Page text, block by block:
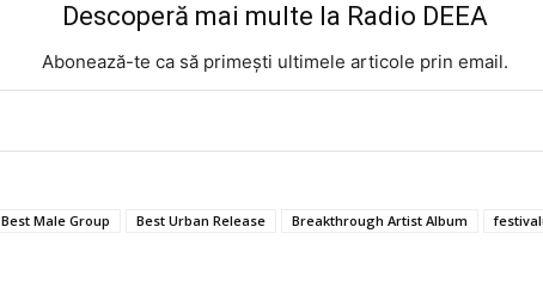
Descoperă mai multe la Radio DEEA
Abonează-te ca să primești ultimele articole prin email.
Best Male Group Best Urban Release Breakthrough Artist Album